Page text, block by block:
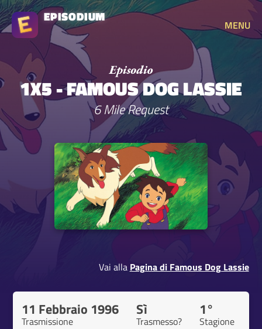
EPISODIUM
MENU
1X5 - FAMOUS DOG LASSIE
6 Mile Request
Vai alla Pagina di Famous Dog Lassie
11 Febbraio 1996
Trasmissione
Sì
Trasmesso?
1°
Stagione